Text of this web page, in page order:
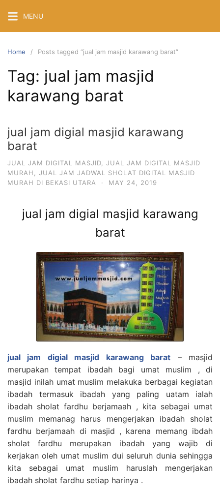
content
MENU
Home Posts tagged “jual jam masjid karawang barat”
Tag: jual jam masjid
karawang barat
jual jam digial masjid karawang
barat
JUAL JAM DIGITAL MASJID
JUAL JAM DIGITAL MASJID
MURAH
JUAL JAM JADWAL SHOLAT DIGITAL MASJID
MURAH DI BEKASI UTARA
· MAY 24, 2019
jual jam digial masjid karawang
barat
jual jam digial masjid karawang barat
– masjid
merupakan tempat ibadah bagi umat muslim , di
masjid inilah umat muslim melakuka berbagai kegiatan
ibadah termasuk ibadah yang paling uatam ialah
ibadah sholat fardhu berjamaah , kita sebagai umat
muslim memanag harus mengerjakan ibadah sholat
fardhu berjamaah di masjid , karena memang ibdah
sholat fardhu merupakan ibadah yang wajib di
kerjakan oleh umat muslim dui seluruh dunia sehingga
kita sebagai umat muslim haruslah mengerjakan
ibadah sholat fardhu setiap harinya .